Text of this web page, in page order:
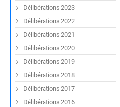
Délibérations 2023
Délibérations 2022
Délibérations 2021
Délibérations 2020
Délibérations 2019
Délibérations 2018
Délibérations 2017
Délibérations 2016